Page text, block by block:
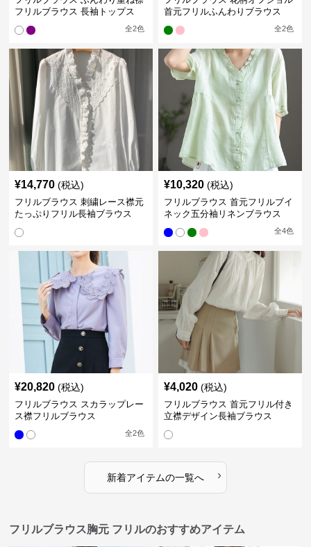
フリルブラウス 長袖トップス
全2色
首元フリルふんわりブラウス
全2色
¥14,770 (税込)
フリルブラウス 刺繍レース襟元
たっぷりフリル長袖ブラウス
¥10,320 (税込)
フリルブラウス 首元フリルブイ
ネック五分袖リネンブラウス
全4色
¥20,820 (税込)
フリルブラウス スカラップレー
ス襟フリルブラウス
全2色
¥4,020 (税込)
フリルブラウス 首元フリル付き
立襟デザイン長袖ブラウス
新着アイテムの一覧へ ›
フリルブラウス胸元 フリルのおすすめアイテム